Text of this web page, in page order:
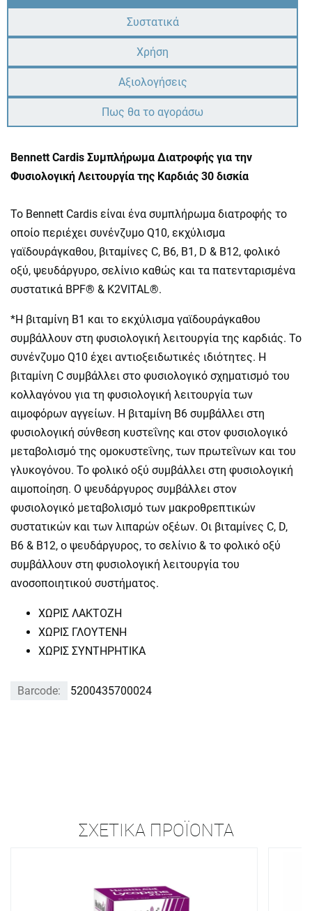
Συστατικά
Χρήση
Αξιολογήσεις
Πως θα το αγοράσω
Bennett Cardis Συμπλήρωμα Διατροφής για την
Φυσιολογική Λειτουργία της Καρδιάς 30 δισκία
Το Bennett Cardis είναι ένα συμπλήρωμα διατροφής το
οποίο περιέχει συνένζυμο Q10, εκχύλισμα
γαϊδουράγκαθου, βιταμίνες C, B6, B1, D & B12, φολικό
οξύ, ψευδάργυρο, σελίνιο καθώς και τα πατενταρισμένα
συστατικά BPF® & K2VITAL®.
*Η βιταμίνη Β1 και το εκχύλισμα γαϊδουράγκαθου
συμβάλλουν στη φυσιολογική λειτουργία της καρδιάς. Το
συνένζυμο Q10 έχει αντιοξειδωτικές ιδιότητες. Η
βιταμίνη C συμβάλλει στο φυσιολογικό σχηματισμό του
κολλαγόνου για τη φυσιολογική λειτουργία των
αιμοφόρων αγγείων. Η βιταμίνη Β6 συμβάλλει στη
φυσιολογική σύνθεση κυστεΐνης και στον φυσιολογικό
μεταβολισμό της ομοκυστεΐνης, των πρωτεΐνων και του
γλυκογόνου. Το φολικό οξύ συμβάλλει στη φυσιολογική
αιμοποίηση. Ο ψευδάργυρος συμβάλλει στον
φυσιολογικό μεταβολισμό των μακροθρεπτικών
συστατικών και των λιπαρών οξέων. Οι βιταμίνες C, D,
B6 & B12, ο ψευδάργυρος, το σελίνιο & το φολικό οξύ
συμβάλλουν στη φυσιολογική λειτουργία του
ανοσοποιητικού συστήματος.
ΧΩΡΙΣ ΛΑΚΤΟΖΗ
ΧΩΡΙΣ ΓΛΟΥΤΕΝΗ
ΧΩΡΙΣ ΣΥΝΤΗΡΗΤΙΚΑ
Barcode: 5200435700024
ΣΧΕΤΙΚΆ ΠΡΟΪΌΝΤΑ